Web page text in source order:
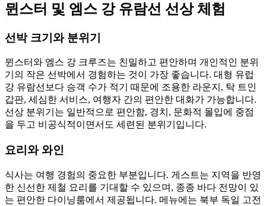
뮌스터 및 엠스 강 유람선 선상 체험
선박 크기와 분위기
뮌스터와 엠스 강 크루즈는 친밀하고 편안하며 개인적인 분위
기의 작은 선박에서 경험하는 것이 가장 좋습니다. 대형 유럽
강 유람선보다 승객 수가 적기 때문에 조용한 라운지, 탁 트인
갑판, 세심한 서비스, 여행자 간의 편안한 대화가 가능합니다.
선상 분위기는 일반적으로 편안함, 경치, 문화적 몰입에 중점
을 두고 비공식적이면서도 세련된 분위기입니다.
요리와 와인
식사는 여행 경험의 중요한 부분입니다. 게스트는 지역을 반영
한 신선한 제철 요리를 기대할 수 있으며, 종종 바다 전망이 있
는 편안한 다이닝룸에서 제공됩니다. 메뉴에는 북부 독일 고전